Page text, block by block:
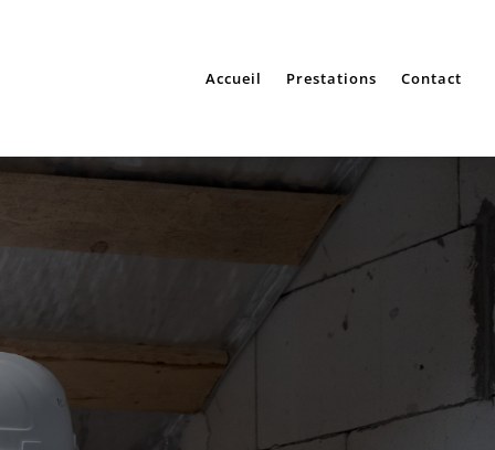
Accueil Prestations Contact